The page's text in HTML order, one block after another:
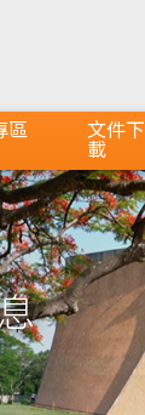
區
文件下
載